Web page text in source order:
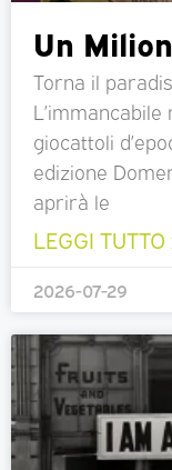
Un
Torna il
giocattoli
edizione
aprirà le
LEGGI TUTTO
2026-07-29